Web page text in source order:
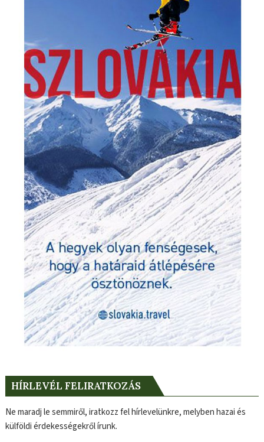
HÍRLEVÉL FELIRATKOZÁS
Ne maradj le semmiről, iratkozz fel hírlevelünkre, melyben hazai és
külföldi érdekességekről írunk.